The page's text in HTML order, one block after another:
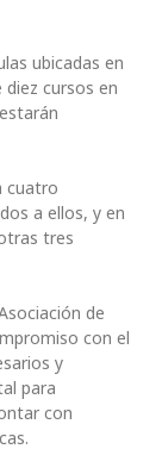
ubicadas en
cursos en
cuatro
a ellos, y en
tres
de
con el
y
para
con